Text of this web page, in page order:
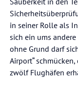
in seiner Rolle als
sich ein ums
ohne Grund darf
Airport“
zwölf Flughäfen